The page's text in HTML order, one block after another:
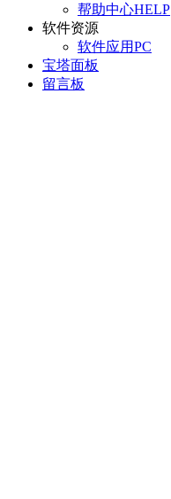
帮助中心HELP
软件资源
软件应用PC
宝塔面板
留言板